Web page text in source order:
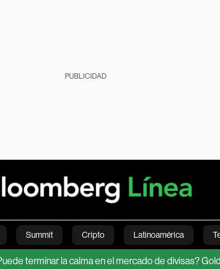
PUBLICIDAD
Summit Cripto Latinoamérica
Estilo de vida Mundo Videos
la calma en el mercado de divisas? Goldman